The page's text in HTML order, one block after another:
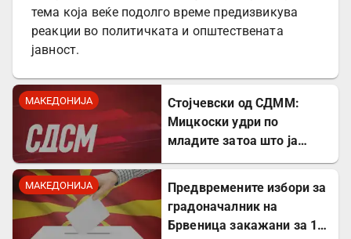
тема која веќе подолго време предизвикува
реакции во политичката и општествената
јавност.
МАКЕДОНИЈА
Стојчевски од СДММ:
Мицкоски удри по
младите затоа што ја
МАКЕДОНИЈА
Предвремените избори за
градоначалник на
Брвеница закажани за 18